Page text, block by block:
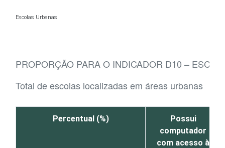
Escolas Urbanas
PROPORÇÃO PARA O INDICADOR D10 –
Total de escolas localizadas em áreas urbanas
Percentual (%)
Possui
computador
com acesso à